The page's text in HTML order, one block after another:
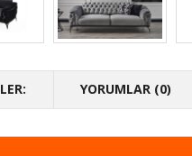
YORUMLAR (0)